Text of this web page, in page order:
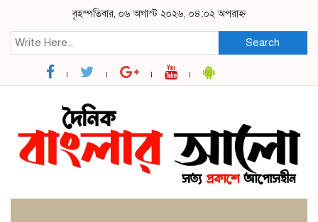
বৃহস্পতিবার, ০৬ অগাস্ট ২০২৬, ০৪:০২ অপরাহ্ন
Search